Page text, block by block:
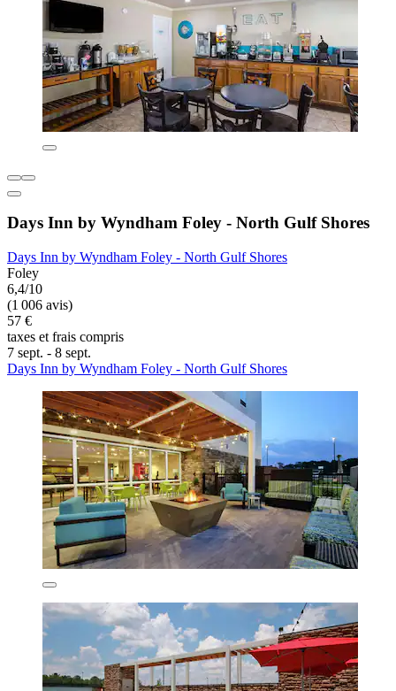
Days Inn by Wyndham Foley - North Gulf Shores
Days Inn by Wyndham Foley - North Gulf Shores
Foley
6,4/10
(1 006 avis)
57 €
taxes et frais compris
7 sept. - 8 sept.
Days Inn by Wyndham Foley - North Gulf Shores